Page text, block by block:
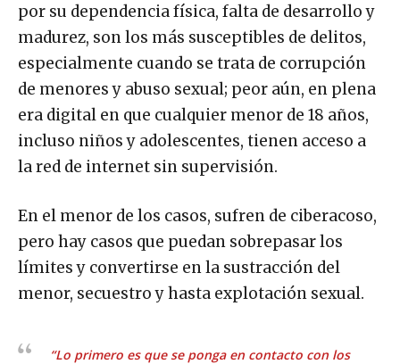
por su dependencia física, falta de desarrollo y
madurez, son los más susceptibles de delitos,
especialmente cuando se trata de corrupción
de menores y abuso sexual; peor aún, en plena
era digital en que cualquier menor de 18 años,
incluso niños y adolescentes, tienen acceso a
la red de internet sin supervisión.
En el menor de los casos, sufren de ciberacoso,
pero hay casos que puedan sobrepasar los
límites y convertirse en la sustracción del
menor, secuestro y hasta explotación sexual.
“Lo primero es que se ponga en contacto con los